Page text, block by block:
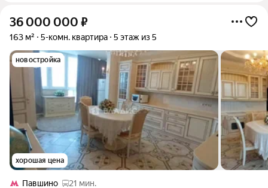
36 000 000 ₽
163 м² 5-комн. квартира 5 этаж из 5
новостройка
хорошая цена
Павшино
21 мин.